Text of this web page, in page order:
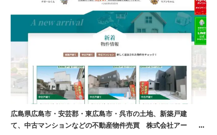
広島県広島市・安芸郡・東広島市・呉市の土地、新築戸建
て、中古マンションなどの不動産物件売買 株式会社アー